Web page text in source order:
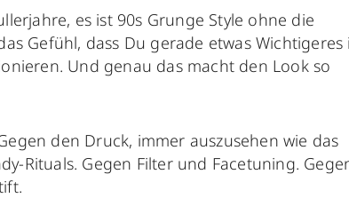
es ist 90s Grunge Style ohne die
Gefühl, dass Du gerade etwas Wichtigeres
Und genau das macht den Look so
den Druck, immer auszusehen wie das
Rituals. Gegen Filter und Facetuning.